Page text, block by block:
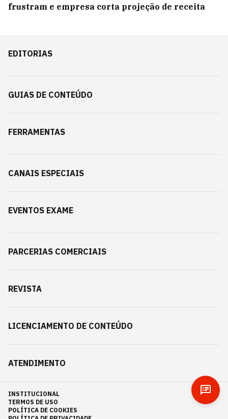
frustram e empresa corta projeção de receita
EDITORIAS
GUIAS DE CONTEÚDO
FERRAMENTAS
CANAIS ESPECIAIS
EVENTOS EXAME
PARCERIAS COMERCIAIS
REVISTA
LICENCIAMENTO DE CONTEÚDO
ATENDIMENTO
INSTITUCIONAL
TERMOS DE USO
POLÍTICA DE COOKIES